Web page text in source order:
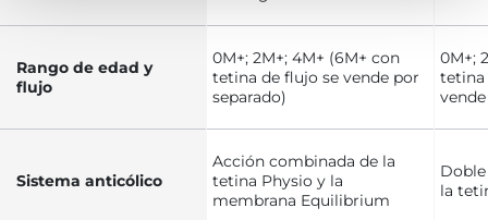
Rango de edad y
flujo
0M+; 2M+; 4M+ (6M+ con
tetina de flujo se vende por
separado)
0M+;
tetina
Sistema anticólico
Acción combinada de la
tetina Physio y la
membrana Equilibrium
la